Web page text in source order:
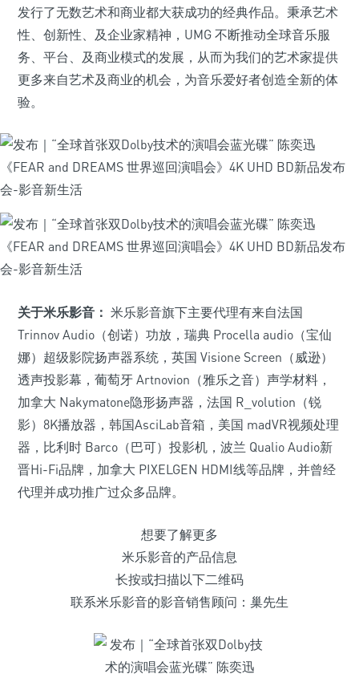
发行了无数艺术和商业都大获成功的经典作品。秉承艺术
性、创新性、及企业家精神，UMG 不断推动全球音乐服
务、平台、及商业模式的发展，从而为我们的艺术家提供
更多来自艺术及商业的机会，为音乐爱好者创造全新的体
验。
关于米乐影音： 米乐影音旗下主要代理有来自法国
Trinnov Audio（创诺）功放，瑞典 Procella audio（宝仙
娜）超级影院扬声器系统，英国 Visione Screen（威逊）
透声投影幕，葡萄牙 Artnovion（雅乐之音）声学材料，
加拿大 Nakymatone隐形扬声器，法国 R_volution（锐
影）8K播放器，韩国AsciLab音箱，美国 madVR视频处理
器，比利时 Barco（巴可）投影机，波兰 Qualio Audio新
晋Hi-Fi品牌，加拿大 PIXELGEN HDMI线等品牌，并曾经
代理并成功推广过众多品牌。
想要了解更多
米乐影音的产品信息
长按或扫描以下二维码
联系米乐影音的影音销售顾问：巢先生